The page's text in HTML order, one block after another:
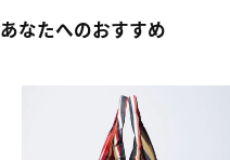
あなたへのおすすめ